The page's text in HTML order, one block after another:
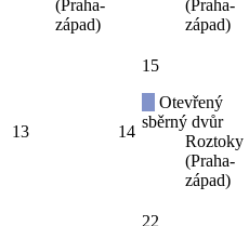
(Praha-
západ)
(Praha-
západ)
13 14
15
Otevřený
sběrný dvůr
Roztoky
(Praha-
západ)
22